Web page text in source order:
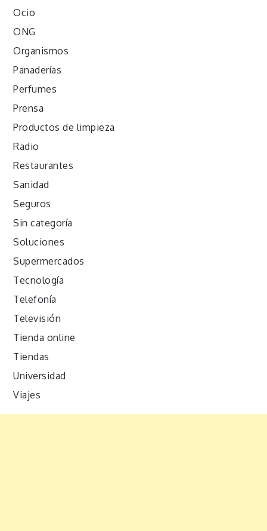
Ocio
ONG
Organismos
Panaderías
Perfumes
Prensa
Productos de limpieza
Radio
Restaurantes
Sanidad
Seguros
Sin categoría
Soluciones
Supermercados
Tecnología
Telefonía
Televisión
Tienda online
Tiendas
Universidad
Viajes